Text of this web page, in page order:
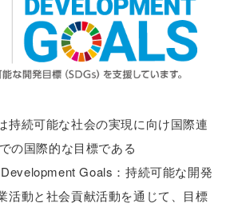
持続可能な社会の実現に向け国際連
の国際的な目標である
Goals：持続可能な開発
活動と社会貢献活動を通じて、目標